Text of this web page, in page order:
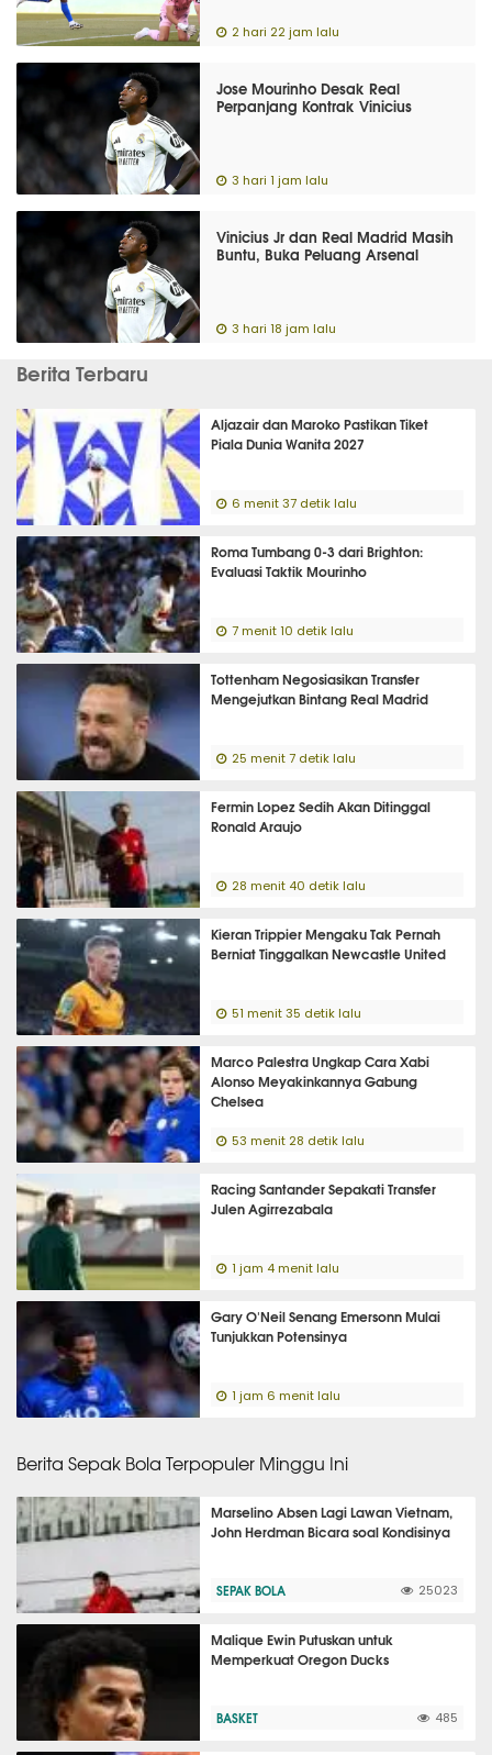
2 hari 22 jam lalu
Jose Mourinho Desak Real
Perpanjang Kontrak Vinicius
3 hari 1 jam lalu
Vinicius Jr dan Real Madrid Masih
Buntu, Buka Peluang Arsenal
3 hari 18 jam lalu
Berita Terbaru
Aljazair dan Maroko Pastikan Tiket
Piala Dunia Wanita 2027
6 menit 37 detik lalu
Roma Tumbang 0-3 dari Brighton:
Evaluasi Taktik Mourinho
7 menit 10 detik lalu
Tottenham Negosiasikan Transfer
Mengejutkan Bintang Real Madrid
25 menit 7 detik lalu
Fermin Lopez Sedih Akan Ditinggal
Ronald Araujo
28 menit 40 detik lalu
Kieran Trippier Mengaku Tak Pernah
Berniat Tinggalkan Newcastle United
51 menit 35 detik lalu
Marco Palestra Ungkap Cara Xabi
Alonso Meyakinkannya Gabung
Chelsea
53 menit 28 detik lalu
Racing Santander Sepakati Transfer
Julen Agirrezabala
1 jam 4 menit lalu
Gary O'Neil Senang Emersonn Mulai
Tunjukkan Potensinya
1 jam 6 menit lalu
Berita Sepak Bola Terpopuler Minggu Ini
Marselino Absen Lagi Lawan Vietnam,
John Herdman Bicara soal Kondisinya
SEPAK BOLA 25023
Malique Ewin Putuskan untuk
Memperkuat Oregon Ducks
BASKET 485